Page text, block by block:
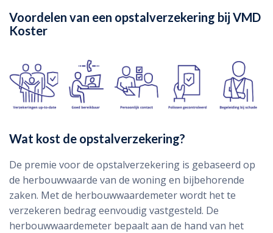
Voordelen van een opstalverzekering bij VMD
Koster
Wat kost de opstalverzekering?
De premie voor de opstalverzekering is gebaseerd op
de herbouwwaarde van de woning en bijbehorende
zaken. Met de herbouwwaardemeter wordt het te
verzekeren bedrag eenvoudig vastgesteld. De
herbouwwaardemeter bepaalt aan de hand van het